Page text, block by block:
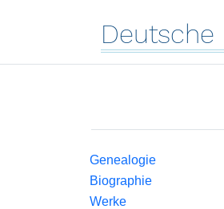
Deutsche
Genealogie
Biographie
Werke